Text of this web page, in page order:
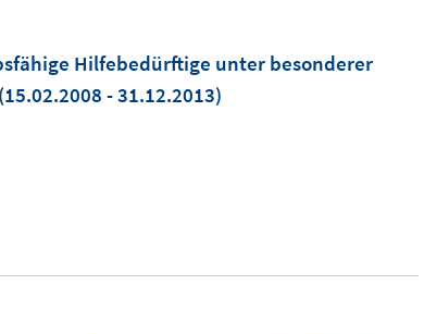
Hilfebedürftige unter besonderer
(15.02.2008 - 31.12.2013)